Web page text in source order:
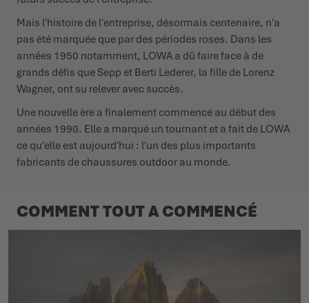
Mais l'histoire de l'entreprise, désormais centenaire, n'a
pas été marquée que par des périodes roses. Dans les
années 1950 notamment, LOWA a dû faire face à de
grands défis que Sepp et Berti Lederer, la fille de Lorenz
Wagner, ont su relever avec succès.
Une nouvelle ère a finalement commencé au début des
années 1990. Elle a marqué un tournant et a fait de LOWA
ce qu'elle est aujourd'hui : l'un des plus importants
fabricants de chaussures outdoor au monde.
COMMENT TOUT A COMMENCÉ